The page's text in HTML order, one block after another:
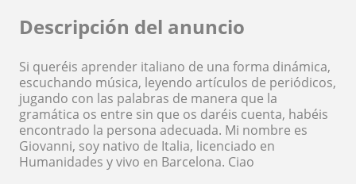
Descripción del anuncio
Si queréis aprender italiano de una forma dinámica,
escuchando música, leyendo artículos de periódicos,
jugando con las palabras de manera que la
gramática os entre sin que os daréis cuenta, habéis
encontrado la persona adecuada. Mi nombre es
Giovanni, soy nativo de Italia, licenciado en
Humanidades y vivo en Barcelona. Ciao